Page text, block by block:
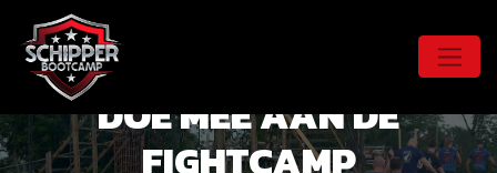
DOE MEE AAN DE
FIGHTCAMP